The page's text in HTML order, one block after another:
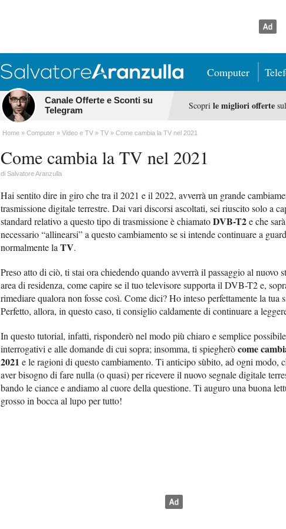
Computer
Canale Offerte e Sconti su
Telegram
Scopri le migliori offerte
Home Computer Video e TV TV Come cambia la TV nel 2021
Come cambia la TV nel 2021
di Salvatore Aranzulla
Hai sentito dire in giro che tra il 2021 e il 2022, avverrà un grande
trasmissione digitale terrestre. Dai vari discorsi ascoltati, sei riuscito solo a
standard relativo a questo tipo di trasmissione è chiamatoDVB-T2e che
necessario “allinearsi” a questo cambiamento se si intende continuare a
normalmente la TV.
Preso atto di ciò, ti stai ora chiedendo quando avverrà il passaggio al nuovo
area di residenza, come capire se il tuo televisore supporta il DVB-T2 e,
rimediare qualora non fosse così. Come dici? Ho inteso perfettamente la tua
Perfetto, allora, in questo caso, ti consiglio caldamente di continuare a
In questo tutorial, infatti, risponderò nel modo più chiaro e semplice
interrogativi e alle domande di cui sopra; insomma, ti spiegheròcome
2021 e le ragioni di questo cambiamento. Ti anticipo sùbito, ad ogni modo,
aver bisogno di fare nulla (o quasi) per ricevere il nuovo segnale digitale
bando le ciance e andiamo al cuore della questione. Ti auguro una buona
grosso in bocca al lupo per tutto!